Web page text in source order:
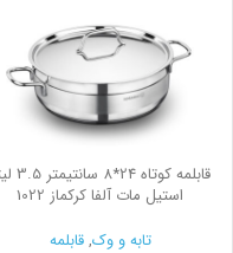
قابلمه کوتاه 24*8
استیل مات آلفا کرکماز 1022
تابه و وک,قابلمه